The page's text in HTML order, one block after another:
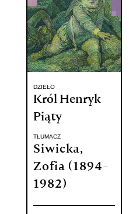
DZIEŁO
Król Henryk
Piąty
TŁUMACZ
Siwicka,
Zofia (1894-
1982)